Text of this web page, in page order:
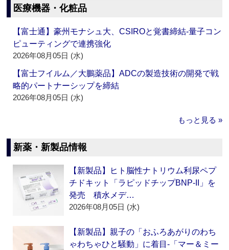
医療機器・化粧品
【富士通】豪州モナシュ大、CSIROと覚書締結‐量子コン
ピューティングで連携強化
2026年08月05日 (水)
【富士フイルム／大鵬薬品】ADCの製造技術の開発で戦
略的パートナーシップを締結
2026年08月05日 (水)
もっと見る »
新薬・新製品情報
【新製品】ヒト脳性ナトリウム利尿ペプ
チドキット「ラピッドチップBNP-II」を
発売 積水メデ…
2026年08月05日 (水)
【新製品】親子の「おふろあがりのわち
ゃわちゃひと騒動」に着目‐「マー＆ミー